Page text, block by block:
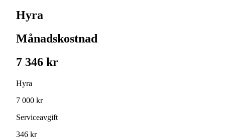
Hyra
Månadskostnad
7 346 kr
Hyra
7 000 kr
Serviceavgift
346 kr